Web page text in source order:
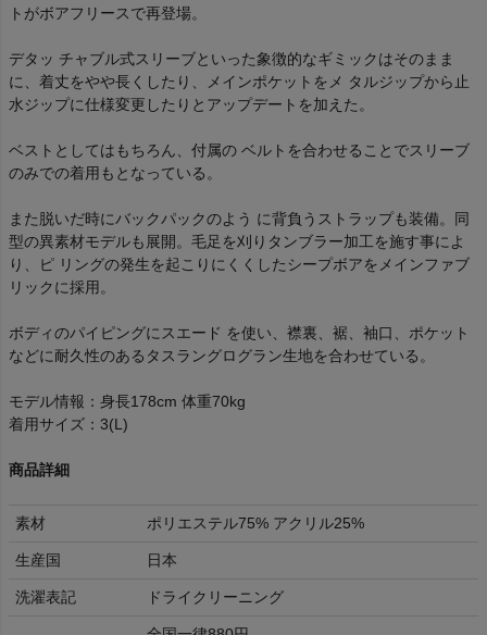
トがボアフリースで再登場。
デタッ チャブル式スリーブといった象徴的なギミックはそのまま
に、着丈をやや長くしたり、メインポケットをメ タルジップから止
水ジップに仕様変更したりとアップデートを加えた。
ベストとしてはもちろん、付属の ベルトを合わせることでスリーブ
のみでの着用もとなっている。
また脱いだ時にバックパックのよう に背負うストラップも装備。同
型の異素材モデルも展開。毛足を刈りタンブラー加工を施す事によ
り、ピ リングの発生を起こりにくくしたシープボアをメインファブ
リックに採用。
ボディのパイピングにスエード を使い、襟裏、裾、袖口、ポケット
などに耐久性のあるタスラングログラン生地を合わせている。
モデル情報：身長178cm 体重70kg
着用サイズ：3(L)
商品詳細
素材 ポリエステル75% アクリル25%
生産国 日本
洗濯表記 ドライクリーニング